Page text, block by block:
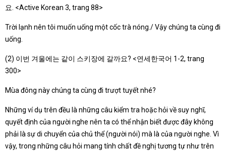
요. <Active Korean 3, trang 88>
Trời lạnh nên tôi muốn uống một cốc trà nóng./ Vậy chúng ta cùng đi
uống.
(2) 이번 겨울에는 같이 스키장에 갈까요? <연세한국어 1-2, trang
300>
Mùa đông này chúng ta cùng đi trượt tuyết nhé?
Những ví dụ trên đều là những câu kiểm tra hoặc hỏi về suy nghĩ,
quyết định của người nghe nên ta có thể nhận biết được đây không
phải là sự di chuyển của chủ thể (người nói) mà là của người nghe. Vì
vậy, trong những câu hỏi mang tính chất đề nghị tương tự như trên